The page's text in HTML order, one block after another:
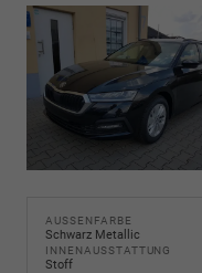
AUSSENFARBE
Schwarz Metallic
INNENAUSSTATTUNG
Stoff